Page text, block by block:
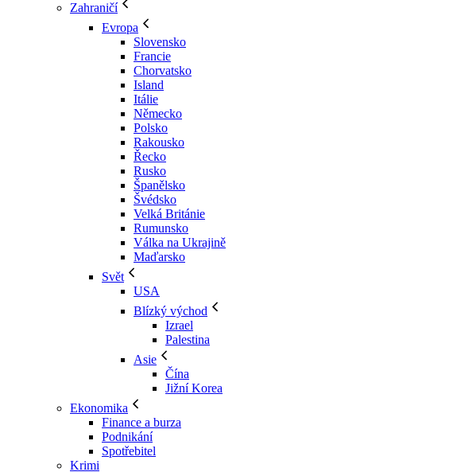
Zahraničí
Evropa
Slovensko
Francie
Chorvatsko
Island
Itálie
Německo
Polsko
Rakousko
Řecko
Rusko
Španělsko
Švédsko
Velká Británie
Rumunsko
Válka na Ukrajině
Maďarsko
Svět
USA
Blízký východ
Izrael
Palestina
Asie
Čína
Jižní Korea
Ekonomika
Finance a burza
Podnikání
Spotřebitel
Krimi